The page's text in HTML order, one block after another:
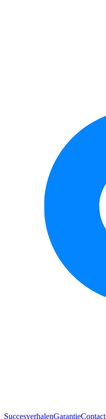
SuccesverhalenGarantieContact